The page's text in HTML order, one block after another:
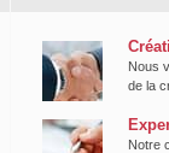
Nous
de la
Notre